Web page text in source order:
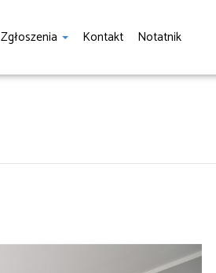
Zgłoszenia Kontakt Notatnik